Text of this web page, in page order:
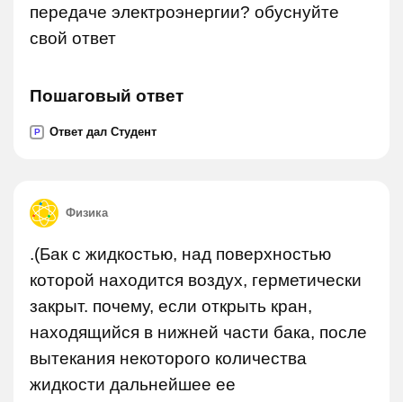
передаче электроэнергии? обуснуйте
свой ответ
Пошаговый ответ
P Ответ дал Студент
Физика
.(Бак с жидкостью, над поверхностью
которой находится воздух, герметически
закрыт. почему, если открыть кран,
находящийся в нижней части бака, после
вытекания некоторого количества
жидкости дальнейшее ее